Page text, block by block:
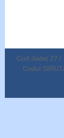
Cod Județ 27 /
Codul